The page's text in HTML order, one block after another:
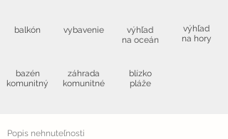
balkón
bazén
komunitný
vybavenie
záhrada
komunitné
výhľad
na oceán
blízko
pláže
výhľad
na hory
Popis nehnuteľnosti